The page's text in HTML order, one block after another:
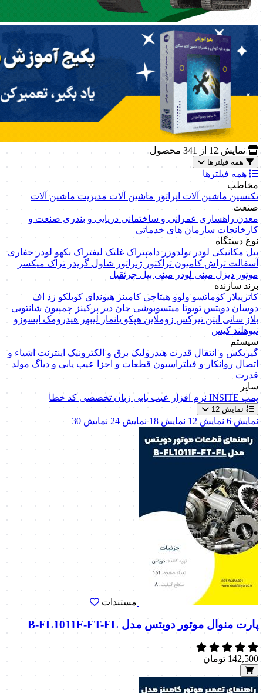
نمایش12 از 341 محصول
همه فیلترها
همه فیلترها
مخاطب
تکنسین ماشین آلات اپراتور ماشین آلات مدیریت ماشین آلات
صنعت
معدن راهسازی عمرانی و ساختمانی دریایی و بندری صنعت و
کارخانجات سازمان های خدماتی
نوع دستگاه
بیل مکانیکی لودر بولدوزردامپتراک غلتک لیفتراک بکهو لودرحفاری
آسفالت تراشکامیون تراکتور ژنراتور شاولگریدر تراک میکسر
موتور دیزل مینی لودر مینی بیل جرثقیل
برند سازنده
کاترپیلار کوماتسوولوو هیتاچی کامینز هیوندای کوبلکو زد اف
دوسان دویتس تویوتا میتسوبوشی جان دیر پرکینز چمپیون شانتویی
بلاز سانی ایتن تیرکس زوملاین هپکو یانمار لیبهر هیدرومک ایسوزو
نیوهلند کیس
سیستم
گیربکس و انتقال قدرت هیدرولیک برق و الکترونیک اینترنت اشیاء و
اتصال روانکار و فیلتراسیون قطعات و اجزا عیب یابی و دیاگ مولد
قدرت
سایر
پمپ INSITE نرم افزار عیب یابی زبان تخصصی کد خطا
نمایش 12
نمایش 6 نمایش 12 نمایش 18 نمایش 24 نمایش 30
مستندات
پارت منوال موتور دویتس مدل B-FL1011F-FT-FL
142,500 تومان